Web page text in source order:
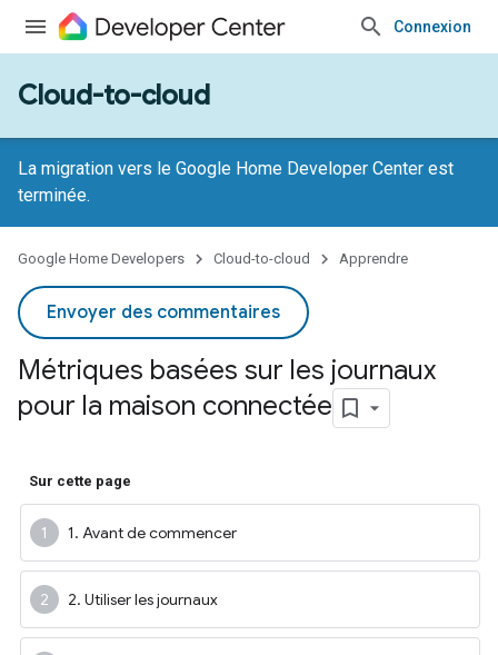
Connexion
Cloud-to-cloud
La migration vers le Google Home Developer Center est
terminée.
Google Home Developers Cloud-to-cloud Apprendre
Envoyer des commentaires
Métriques basées sur les journaux
pour la maison connectée
Sur cette page
1. Avant de commencer
2. Utiliser les journaux